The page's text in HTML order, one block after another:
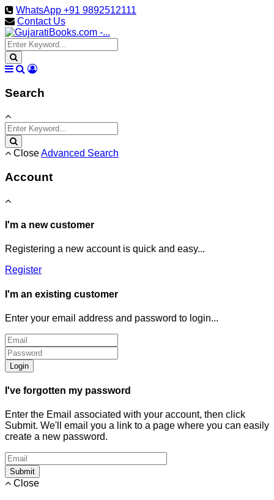
WhatsApp +91 9892512111
Contact Us
Search
CloseAdvanced Search
Account
I'm a new customer
Registering a new account is quick and easy...
Register
I'm an existing customer
Enter your email address and password to login...
Login
I've forgotten my password
Enter the Email associated with your account, then click
Submit. We'll email you a link to a page where you can easily
create a new password.
Submit
Close